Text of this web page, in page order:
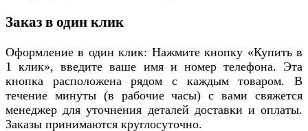
Заказ в один клик
Оформление в один клик: Нажмите кнопку «Купить в
1 клик», введите ваше имя и номер телефона. Эта
кнопка расположена рядом с каждым товаром. В
течение минуты (в рабочие часы) с вами свяжется
менеджер для уточнения деталей доставки и оплаты.
Заказы принимаются круглосуточно.